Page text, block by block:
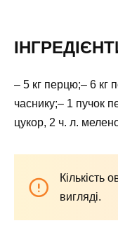
– 5 кг перцю;– 6 кг
часнику;– 1 пучок
цукор, 2 ч. л.
Кількість
вигляді.